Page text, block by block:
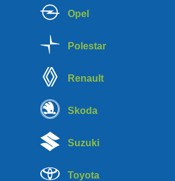
Opel
Polestar
Renault
Skoda
Suzuki
Toyota